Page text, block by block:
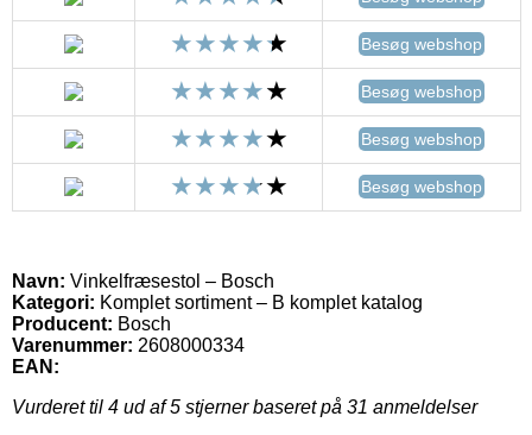
Besøg webshop
Besøg webshop
Besøg webshop
Besøg webshop
Navn: Vinkelfræsestol – Bosch
Kategori: Komplet sortiment – B komplet katalog
Producent: Bosch
Varenummer: 2608000334
EAN:
Vurderet til 4 ud af 5 stjerner baseret på 31 anmeldelser